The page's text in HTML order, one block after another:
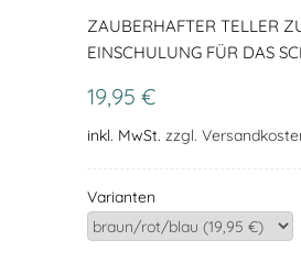
ZAUBERHAFTER TELLER
EINSCHULUNG FÜR DAS
19,95 €
inkl. MwSt. zzgl.
Varianten